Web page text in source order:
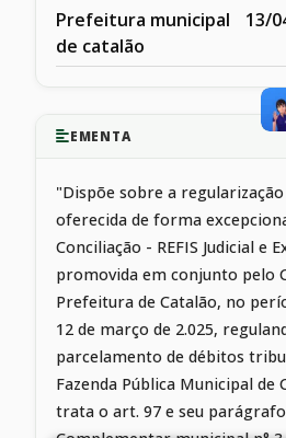
Prefeitura municipal
de catalão
13/
EMENTA
"Dispõe sobre a
oferecida de forma
Conciliação - REFIS Judicial e
promovida em conjunto pelo
Prefeitura de Catalão, no
12 de março de 2.025,
parcelamento de débitos
Fazenda Pública Municipal de
trata o art. 97 e seu